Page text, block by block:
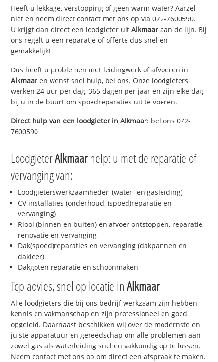
Heeft u lekkage, verstopping of geen warm water? Aarzel
niet en neem direct contact met ons op via 072-7600590.
U krijgt dan direct een loodgieter uitAlkmaar aan de lijn. Bij
ons regelt u een reparatie of offerte dus snel en
gemakkelijk!
Dus heeft u problemen met leidingwerk of afvoeren in
Alkmaar en wenst snel hulp, bel ons. Onze loodgieters
werken 24 uur per dag, 365 dagen per jaar en zijn elke dag
bij u in de buurt om spoedreparaties uit te voeren.
Direct hulp van een loodgieter inAlkmaar: bel ons 072-
7600590
LoodgieterAlkmaarhelpt u met de reparatie of
vervanging van:
Loodgieterswerkzaamheden (water- en gasleiding)
CV installaties (onderhoud, (spoed)reparatie en
vervanging)
Riool (binnen en buiten) en afvoer ontstoppen, reparatie,
renovatie en vervanging
Dak(spoed)reparaties en vervanging (dakpannen en
dakleer)
Dakgoten reparatie en schoonmaken
Top advies, snel op locatie inAlkmaar
Alle loodgieters die bij ons bedrijf werkzaam zijn hebben
kennis en vakmanschap en zijn professioneel en goed
opgeleid. Daarnaast beschikken wij over de modernste en
juiste apparatuur en gereedschap om alle problemen aan
zowel gas als waterleiding snel en vakkundig op te lossen.
Neem contact met ons op om direct een afspraak te maken.